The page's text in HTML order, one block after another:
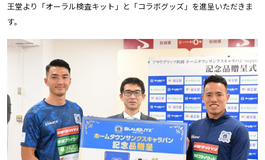
王堂より「オーラル検査キット」と「コラボグッズ」を進呈いただきま
す。